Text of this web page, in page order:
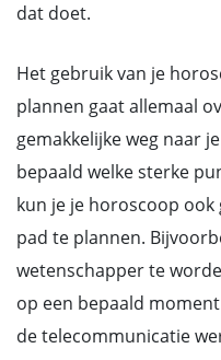
dat doet.
Het gebruik van je
plannen gaat allemaal
gemakkelijke weg naar
bepaald welke sterke
kun je je horoscoop
pad te plannen.
wetenschapper te
op een bepaald
de telecommunicatie